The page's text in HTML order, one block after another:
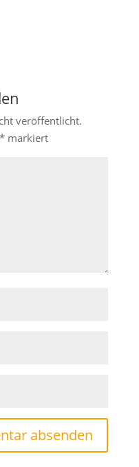
veröffentlicht.
*markiert